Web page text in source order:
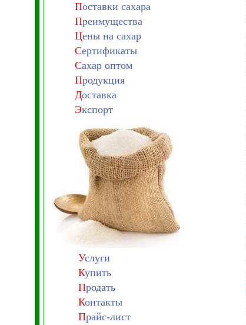
Поставки сахара
Преимущества
Цены на сахар
Сертификаты
Сахар оптом
Продукция
Доставка
Экспорт
Услуги
Купить
Продать
Контакты
Прайс-лист